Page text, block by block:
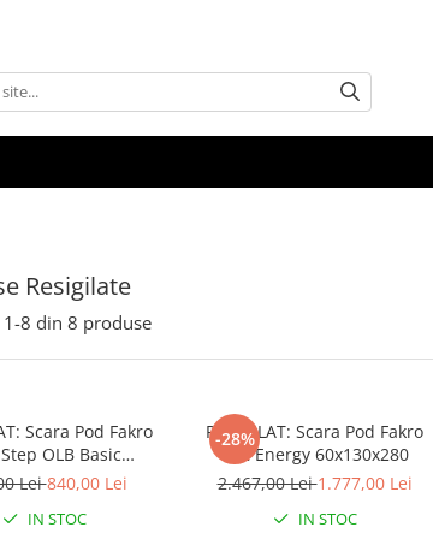
Resigilate
1-8 din 8 produse
Scara Pod Fakro
OLB Basic
Lei840,00 Lei
IN STOC
-28%
RESIGILAT: Scara Pod Fakro
LTK Energy 60x130x280
2.467,00 Lei1.777,00 Lei
IN STOC